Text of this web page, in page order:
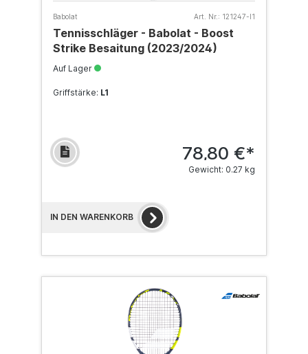
Babolat Art. Nr.: 121247-l1
Tennisschläger - Babolat - Boost
Strike Besaitung (2023/2024)
Auf Lager
Griffstärke: L1
78,80 €*
Gewicht: 0.27 kg
IN DEN WARENKORB